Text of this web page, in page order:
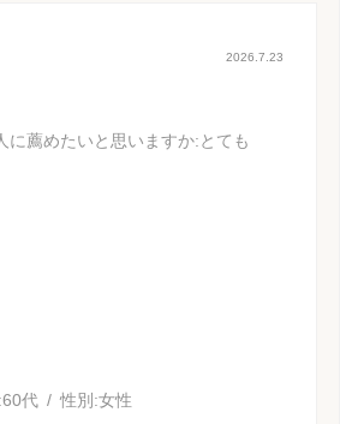
2026.7.23
に薦めたいと思いますか:とても
60代 性別:女性